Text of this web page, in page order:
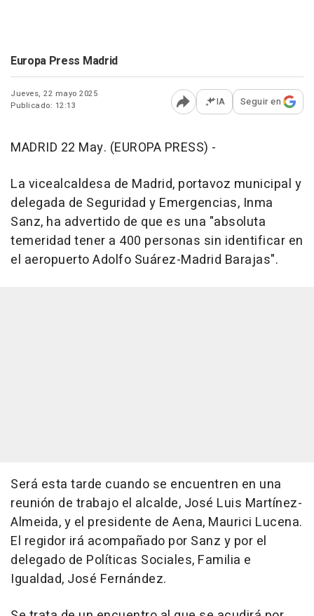
Europa Press Madrid
Jueves, 22 mayo 2025
Publicado: 12:13
Abrir opciones para
IA Seguir en
MADRID 22 May. (EUROPA PRESS) -
La vicealcaldesa de Madrid, portavoz municipal y
delegada de Seguridad y Emergencias, Inma
Sanz, ha advertido de que es una "absoluta
temeridad tener a 400 personas sin identificar en
el aeropuerto Adolfo Suárez-Madrid Barajas".
Será esta tarde cuando se encuentren en una
reunión de trabajo el alcalde, José Luis Martínez-
Almeida, y el presidente de Aena, Maurici Lucena.
El regidor irá acompañado por Sanz y por el
delegado de Políticas Sociales, Familia e
Igualdad, José Fernández.